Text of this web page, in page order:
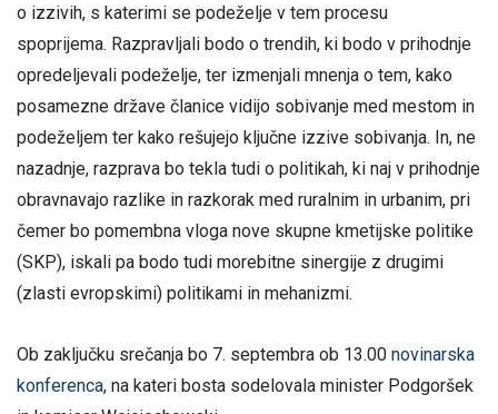
o izzivih, s katerimi se podeželje v tem procesu
spoprijema. Razpravljali bodo o trendih, ki bodo v prihodnje
opredeljevali podeželje, ter izmenjali mnenja o tem, kako
posamezne države članice vidijo sobivanje med mestom in
podeželjem ter kako rešujejo ključne izzive sobivanja. In, ne
nazadnje, razprava bo tekla tudi o politikah, ki naj v prihodnje
obravnavajo razlike in razkorak med ruralnim in urbanim, pri
čemer bo pomembna vloga nove skupne kmetijske politike
(SKP), iskali pa bodo tudi morebitne sinergije z drugimi
(zlasti evropskimi) politikami in mehanizmi.
Ob zaključku srečanja bo 7. septembra ob 13.00 novinarska
konferenca, na kateri bosta sodelovala minister Podgoršek